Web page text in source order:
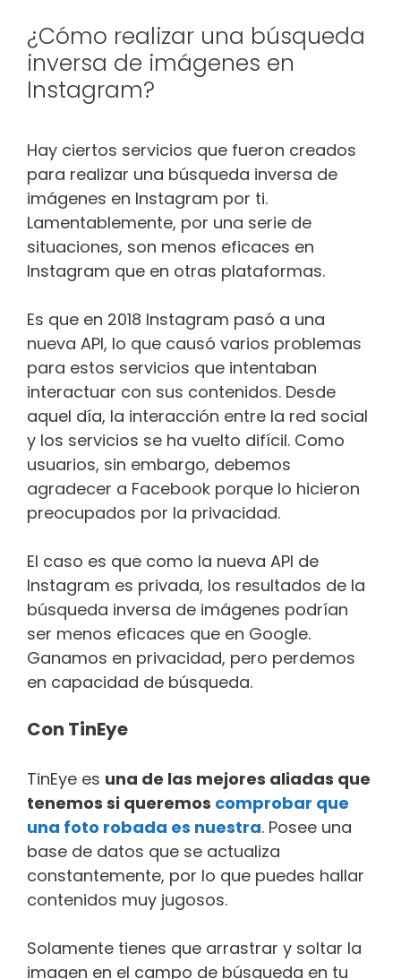
¿Cómo realizar una búsqueda
inversa de imágenes en
Instagram?
Hay ciertos servicios que fueron creados
para realizar una búsqueda inversa de
imágenes en Instagram por ti.
Lamentablemente, por una serie de
situaciones, son menos eficaces en
Instagram que en otras plataformas.
Es que en 2018 Instagram pasó a una
nueva API, lo que causó varios problemas
para estos servicios que intentaban
interactuar con sus contenidos. Desde
aquel día, la interacción entre la red social
y los servicios se ha vuelto difícil. Como
usuarios, sin embargo, debemos
agradecer a Facebook porque lo hicieron
preocupados por la privacidad.
El caso es que como la nueva API de
Instagram es privada, los resultados de la
búsqueda inversa de imágenes podrían
ser menos eficaces que en Google.
Ganamos en privacidad, pero perdemos
en capacidad de búsqueda.
Con TinEye
TinEye es una de las mejores aliadas que
tenemos si queremos comprobar que
una foto robada es nuestra. Posee una
base de datos que se actualiza
constantemente, por lo que puedes hallar
contenidos muy jugosos.
Solamente tienes que arrastrar y soltar la
imagen en el campo de búsqueda en tu